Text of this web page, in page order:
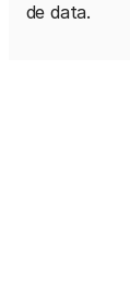
de data.